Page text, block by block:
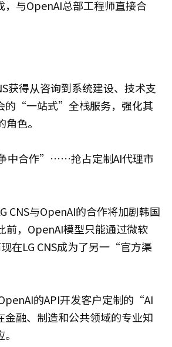
，与OpenAI总部工程师直接合
获得从咨询到系统建设、技术支
的“一站式”全栈服务，强化其
色。
中合作”……抢占定制AI代理市
CNS与OpenAI的合作将加剧韩国
前，OpenAI模型只能通过微软
在LG CNS成为了另一“官方渠
的API开发客户定制的“AI
融、制造和公共领域的专业知